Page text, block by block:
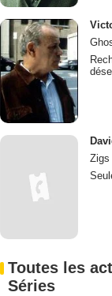
Zigs
Toutes les
Séries